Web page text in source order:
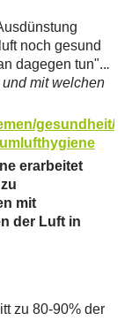
noch gesund
dagegen tun"...
mit welchen
gesundheit/
erarbeitet
mit
der Luft in
zu 80-90% der